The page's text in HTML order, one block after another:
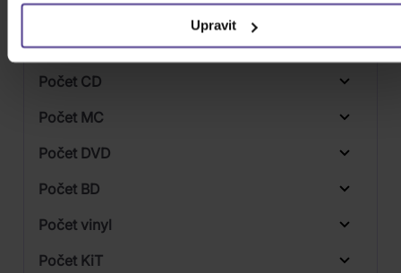
Upravit
Druh média
3D
Počet CD
Počet MC
Počet DVD
Počet BD
Počet vinyl
Počet KiT